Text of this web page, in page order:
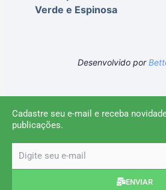
Verde e Espinosa
Desenvolvido por
Cadastre seu e-mail e receba
publicações.
ENVIAR